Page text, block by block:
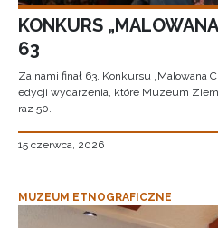
KONKURS
63
Za nami finał 63. Konkursu „Malowana
edycji wydarzenia, które Muzeum
raz 50.
15 czerwca, 2026
MUZEUM ETNOGRAFICZNE